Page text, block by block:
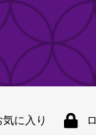
気に入り